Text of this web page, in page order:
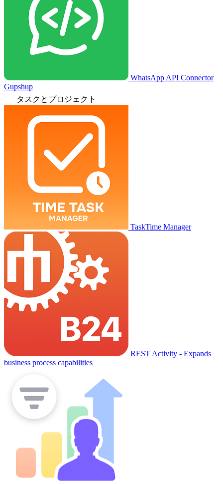
WhatsApp API Connector
Gupshup
タスクとプロジェクト
TaskTime Manager
REST Activity - Expands
business process capabilities